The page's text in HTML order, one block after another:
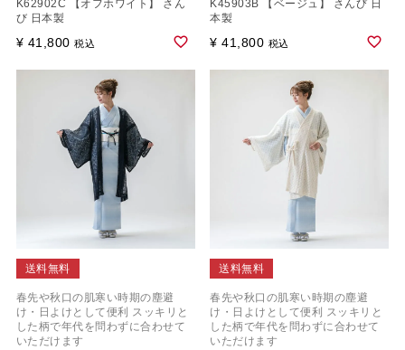
K62902C 【オフホワイト】 さん
び 日本製
¥ 41,800 税込
K45903B 【ベージュ】 さんび 日
本製
¥ 41,800 税込
送料無料
春先や秋口の肌寒い時期の塵避
け・日よけとして便利 スッキリと
した柄で年代を問わずに合わせて
いただけます
送料無料
春先や秋口の肌寒い時期の塵避
け・日よけとして便利 スッキリと
した柄で年代を問わずに合わせて
いただけます